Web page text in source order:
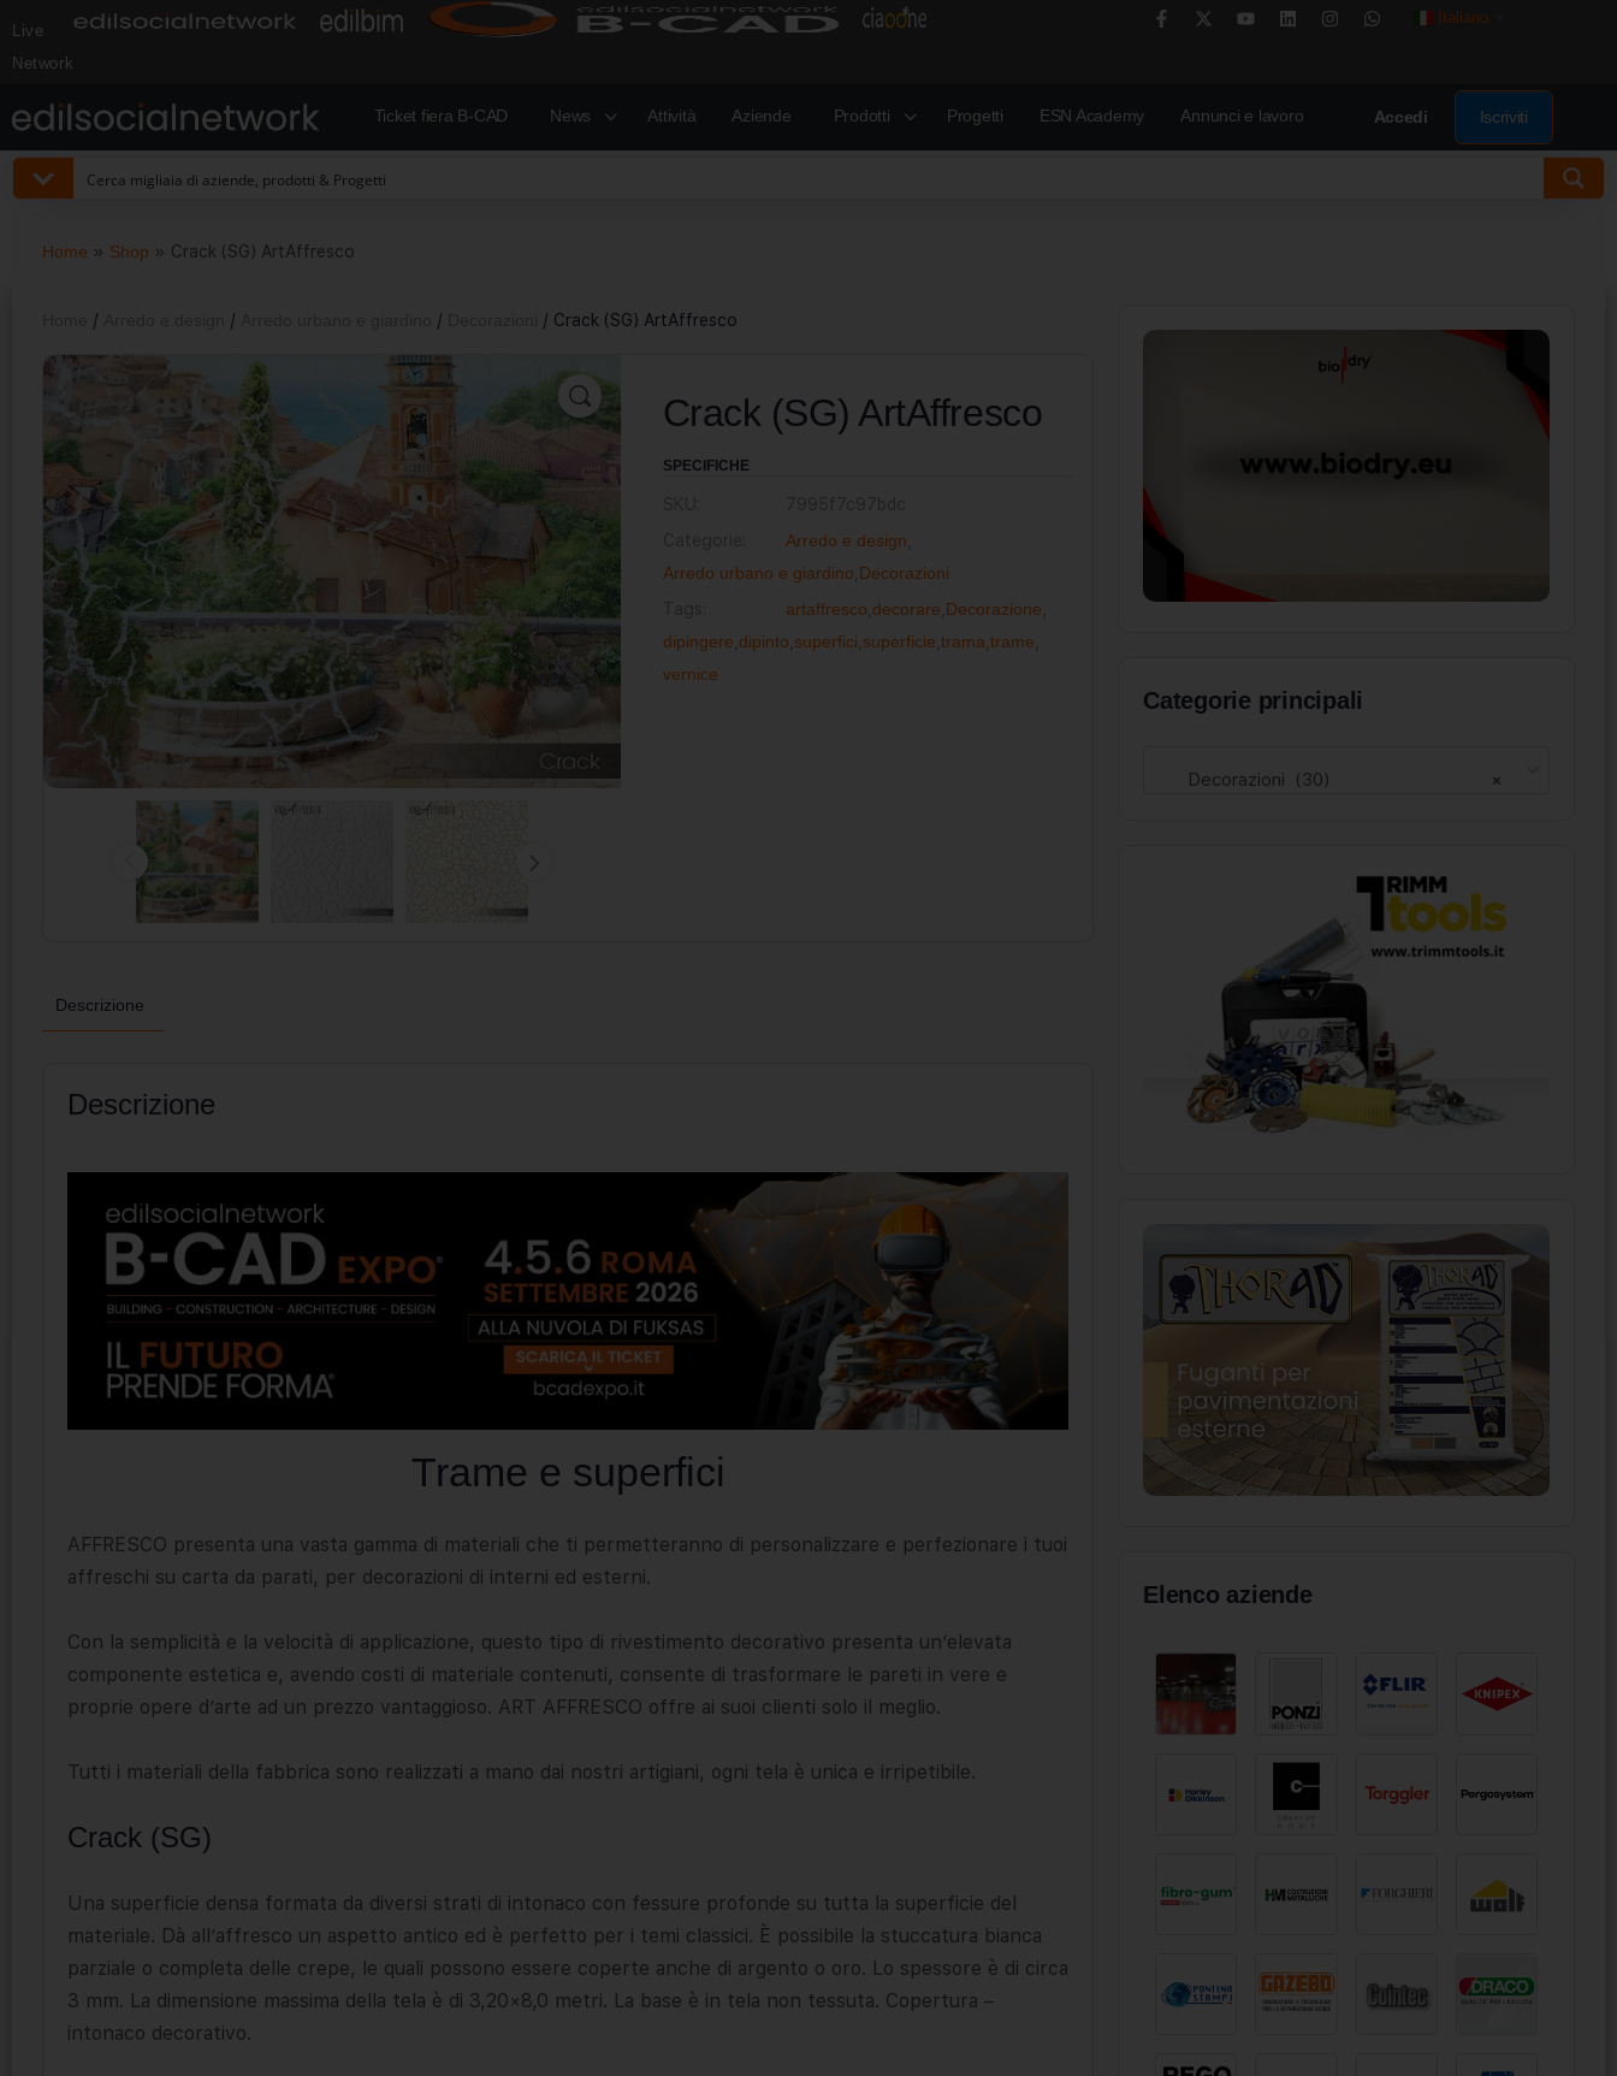
Live
Network
Italiano
Ticket fiera B-CAD News Attività Aziende Prodotti Progetti ESN Academy Annunci e lavoro Accedi Iscriviti
Home » Shop » Сrack (SG) ArtAffresco
/ / / / Сrack (SG) ArtAffresco
Сrack (SG) ArtAffresco
SPECIFICHE
Arredo e design
Arredo urbano e giardino Decorazioni
artaffresco decorare Decorazione
dipingere dipinto superfici superficie trama trame
vernice
Descrizione
Descrizione
Trame e superfici
AFFRESCO presenta una vasta gamma di materiali che ti permetteranno di personalizzare e perfezionare i tuoi
affreschi su carta da parati, per decorazioni di interni ed esterni.
Con la semplicità e la velocità di applicazione, questo tipo di rivestimento decorativo presenta un’elevata
componente estetica e, avendo costi di materiale contenuti, consente di trasformare le pareti in vere e
proprie opere d’arte ad un prezzo vantaggioso. ART AFFRESCO offre ai suoi clienti solo il meglio.
Tutti i materiali della fabbrica sono realizzati a mano dai nostri artigiani, ogni tela è unica e irripetibile.
Сrack (SG)
Una superficie densa formata da diversi strati di intonaco con fessure profonde su tutta la superficie del
materiale. Dà all’affresco un aspetto antico ed è perfetto per i temi classici. È possibile la stuccatura bianca
parziale o completa delle crepe, le quali possono essere coperte anche di argento o oro. Lo spessore è di circa
3 mm. La dimensione massima della tela è di 3,20×8,0 metri. La base è in tela non tessuta. Copertura –
intonaco decorativo.
Categorie principali
×
Decorazioni (30)
Elenco aziende